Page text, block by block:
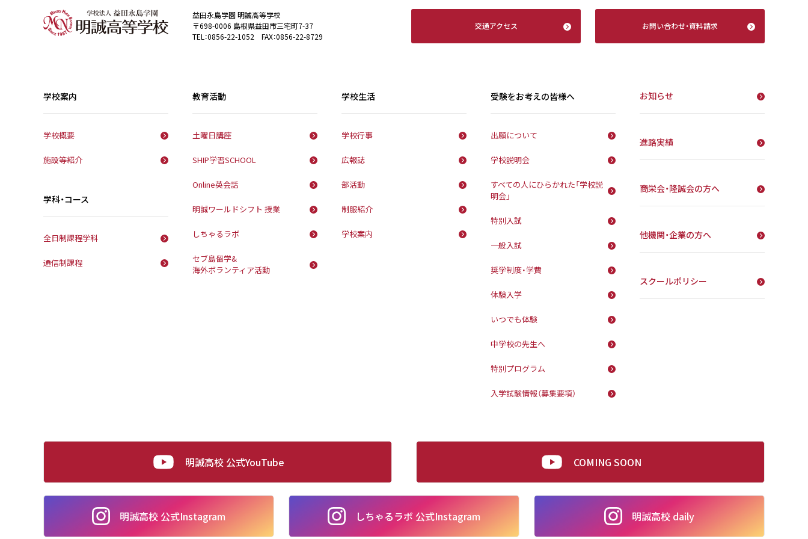
益田永島学園 明誠高等学校
〒698-0006 島根県益田市三宅町7-37
TEL：0856-22-1052 FAX：0856-22-8729
交通アクセス お問い合わせ・資料請求
学校案内
学校概要
施設等紹介
学科・コース
全日制課程学科
通信制課程
教育活動
土曜日講座
SHIP学習SCHOOL
Online英会話
明誠ワールドシフト 授業
しちゃるラボ
セブ島留学&
海外ボランティア活動
学校生活
学校行事
広報誌
部活動
制服紹介
学校案内
受験をお考えの皆様へ
出願について
学校説明会
すべての人にひらかれた「学校説
明会」
特別入試
一般入試
奨学制度・学費
体験入学
いつでも体験
中学校の先生へ
特別プログラム
入学試験情報（募集要項）
お知らせ
進路実績
商栄会・隆誠会の方へ
他機関・企業の方へ
スクールポリシー
明誠高校 公式YouTube COMING SOON
明誠高校 公式Instagram しちゃるラボ 公式Instagram 明誠高校 daily